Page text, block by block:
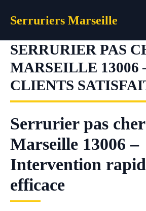
Serruriers Marseille
SERRURIER PAS
MARSEILLE 13006
CLIENTS
Serrurier pas cher
Marseille 13006 –
Intervention
efficace